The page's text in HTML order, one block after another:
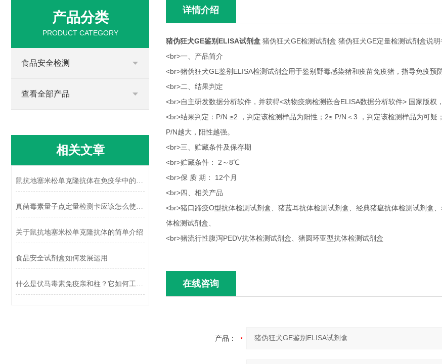
详情介绍
猪伪狂犬GE鉴别ELISA试剂盒猪伪狂犬GE检测试剂盒 猪伪狂犬GE定量检测试剂盒说明
<br>一、产品简介
<br>猪伪狂犬GE鉴别ELISA检测试剂盒用于鉴别野毒感染猪和疫苗免疫猪，指导免疫预
<br>二、结果判定
<br>自主研发数据分析软件，并获得<动物疫病检测嵌合ELISA数据分析软件> 国家版权
<br>结果判定：P/N ≥2 ，判定该检测样品为阳性；2≤ P/N＜3 ，判定该检测样品为可
P/N越大，阳性越强。
<br>三、贮藏条件及保存期
<br>贮藏条件： 2～8℃
<br>保 质 期： 12个月
<br>四、相关产品
<br>猪口蹄疫O型抗体检测试剂盒、猪蓝耳抗体检测试剂盒、经典猪瘟抗体检测试剂盒
体检测试剂盒、
<br>猪流行性腹泻PEDV抗体检测试剂盒、猪圆环亚型抗体检测试剂盒
在线咨询
产品：
产品分类
PRODUCT CATEGORY
食品安全检测
查看全部产品
相关文章
鼠抗地塞米松单克隆抗体在免疫学中的应用
真菌毒素量子点定量检测卡应该怎么使用？使用时又需要注意什么？
关于鼠抗地塞米松单克隆抗体的简单介绍
食品安全试剂盒如何发展运用
什么是伏马毒素免疫亲和柱？它如何工作？